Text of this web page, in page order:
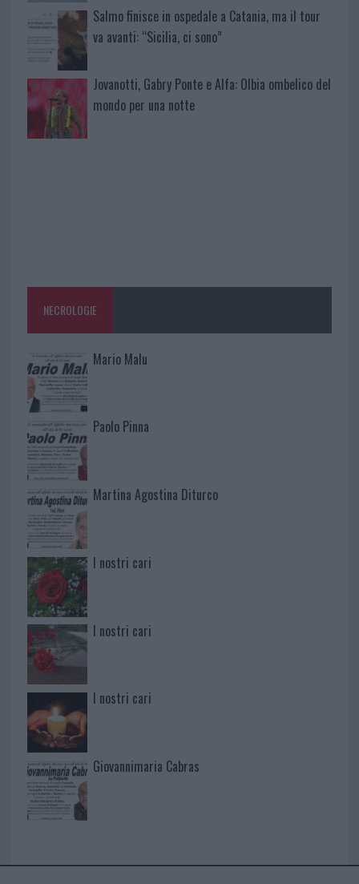
Salmo finisce in ospedale a Catania, ma il tour
va avanti: “Sicilia, ci sono”
Jovanotti, Gabry Ponte e Alfa: Olbia ombelico del
mondo per una notte
NECROLOGIE
Mario Malu
Paolo Pinna
Martina Agostina Diturco
I nostri cari
I nostri cari
I nostri cari
Giovannimaria Cabras